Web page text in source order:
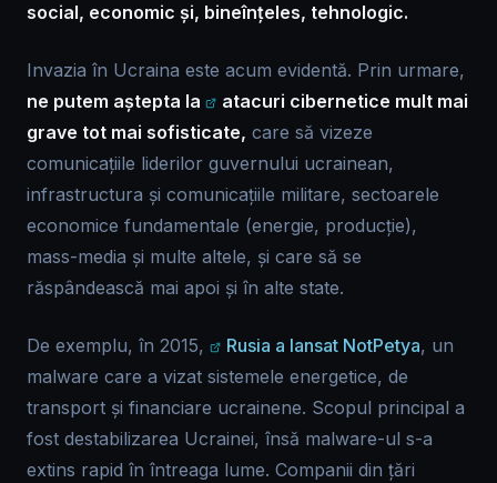
social, economic și, bineînțeles, tehnologic.
Invazia în Ucraina este acum evidentă. Prin urmare,
ne putem aștepta la
atacuri cibernetice mult mai
grave tot mai sofisticate, care să vizeze
comunicațiile liderilor guvernului ucrainean,
infrastructura și comunicațiile militare, sectoarele
economice fundamentale (energie, producție),
mass-media și multe altele, și care să se
răspândească mai apoi și în alte state.
De exemplu, în 2015, Rusia a lansat NotPetya, un
malware care a vizat sistemele energetice, de
transport și financiare ucrainene. Scopul principal a
fost destabilizarea Ucrainei, însă malware-ul s-a
extins rapid în întreaga lume. Companii din țări